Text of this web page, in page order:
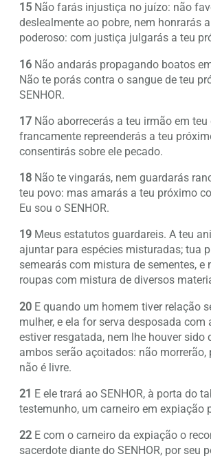
15 Não farás injustiça no juízo: não
deslealmente ao pobre, nem honrarás
poderoso: com justiça julgarás a teu
16 Não andarás propagando boatos
Não te porás contra o sangue de teu
SENHOR.
17 Não aborrecerás a teu irmão em teu
francamente repreenderás a teu
consentirás sobre ele pecado.
18 Não te vingarás, nem guardarás
teu povo: mas amarás a teu próximo
Eu sou o SENHOR.
19 Meus estatutos guardareis. A teu
ajuntar para espécies misturadas; tua
semearás com mistura de sementes, e
roupas com mistura de diversos
20 E quando um homem tiver relação
mulher, e ela for serva desposada com
estiver resgatada, nem lhe houver sido
ambos serão açoitados: não morrerão,
não é livre.
21 E ele trará ao SENHOR, à porta do
testemunho, um carneiro em expiação
22 E com o carneiro da expiação o
sacerdote diante do SENHOR, por seu